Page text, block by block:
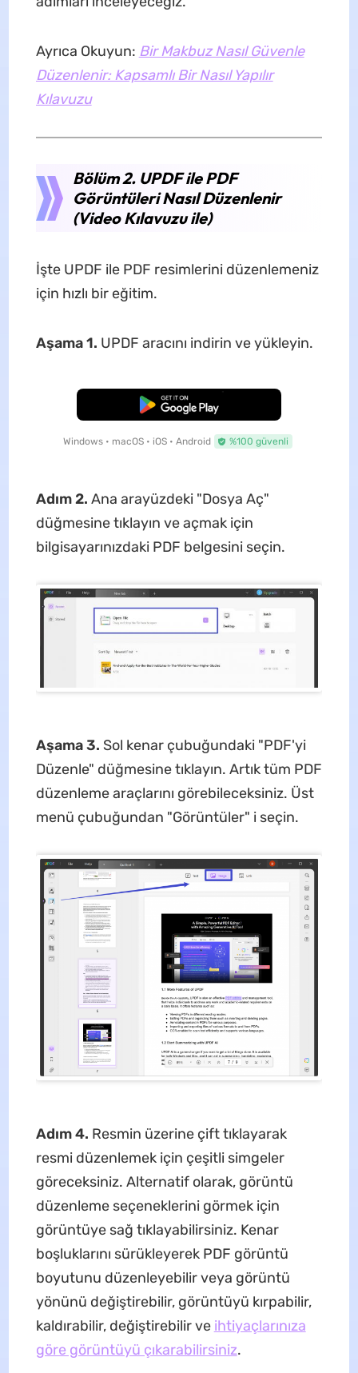
Ayrıca Okuyun: Bir Makbuz Nasıl Güvenle
Düzenlenir: Kapsamlı Bir Nasıl Yapılır
Kılavuzu
Bölüm 2. UPDF ile PDF
Görüntüleri Nasıl Düzenlenir
(Video Kılavuzu ile)
İşte UPDF ile PDF resimlerini düzenlemeniz
için hızlı bir eğitim.
Aşama 1. UPDF aracını indirin ve yükleyin.
Ücretsiz İndirme
Windows • macOS • iOS • Android %100 güvenli
Adım 2. Ana arayüzdeki "Dosya Aç"
düğmesine tıklayın ve açmak için
bilgisayarınızdaki PDF belgesini seçin.
Aşama 3. Sol kenar çubuğundaki "PDF'yi
Düzenle" düğmesine tıklayın. Artık tüm PDF
düzenleme araçlarını görebileceksiniz. Üst
menü çubuğundan "Görüntüler" i seçin.
Adım 4. Resmin üzerine çift tıklayarak
resmi düzenlemek için çeşitli simgeler
göreceksiniz. Alternatif olarak, görüntü
düzenleme seçeneklerini görmek için
görüntüye sağ tıklayabilirsiniz. Kenar
boşluklarını sürükleyerek PDF görüntü
boyutunu düzenleyebilir veya görüntü
yönünü değiştirebilir, görüntüyü kırpabilir,
kaldırabilir, değiştirebilir ve ihtiyaçlarınıza
göre görüntüyü çıkarabilirsiniz.